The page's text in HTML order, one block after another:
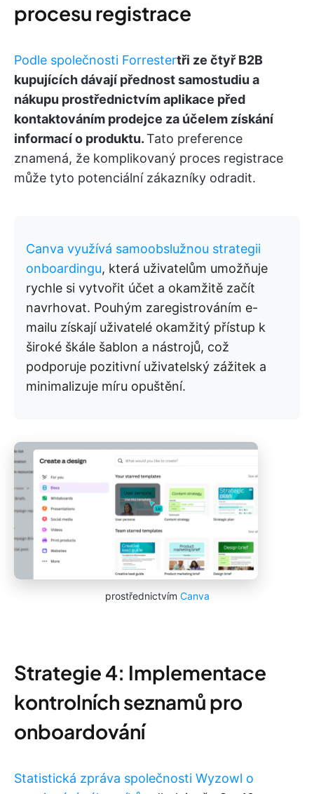
procesu registrace
Podle společnosti Forrestertři ze čtyř B2B
kupujících dávají přednost samostudiu a
nákupu prostřednictvím aplikace před
kontaktováním prodejce za účelem získání
informací o produktu.Tato preference
znamená, že komplikovaný proces registrace
může tyto potenciální zákazníky odradit.
Canva využívá samoobslužnou strategii
onboardingu, která uživatelům umožňuje
rychle si vytvořit účet a okamžitě začít
navrhovat. Pouhým zaregistrováním e-
mailu získají uživatelé okamžitý přístup k
široké škále šablon a nástrojů, což
podporuje pozitivní uživatelský zážitek a
minimalizuje míru opuštění.
prostřednictvím Canva
Strategie 4: Implementace
kontrolních seznamů pro
onboardování
Statistická zpráva společnosti Wyzowl o